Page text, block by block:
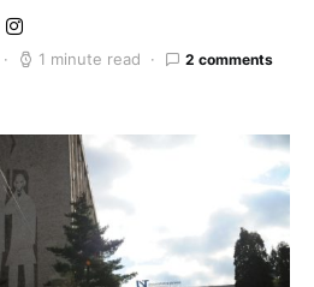
1 minute read 2 comments